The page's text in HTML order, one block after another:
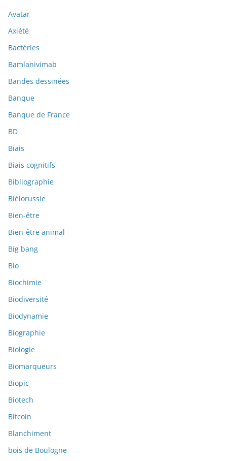
Avatar
Axiété
Bactéries
Bamlanivimab
Bandes dessinées
Banque
Banque de France
BD
Biais
Biais cognitifs
Bibliographie
Biélorussie
Bien-être
Bien-être animal
Big bang
Bio
Biochimie
Biodiversité
Biodynamie
Biographie
Biologie
Biomarqueurs
Biopic
Biotech
Bitcoin
Blanchiment
bois de Boulogne